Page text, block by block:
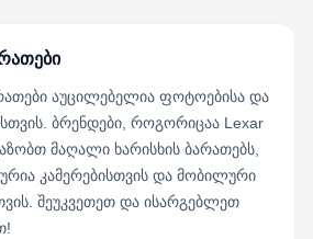
აუცილებელია ფოტოებისა და
ბრენდები, როგორიცაა Lexar
მაღალი ხარისხის ბარათებს,
კამერებისთვის და მობილური
შეუკვეთეთ და ისარგებლეთ